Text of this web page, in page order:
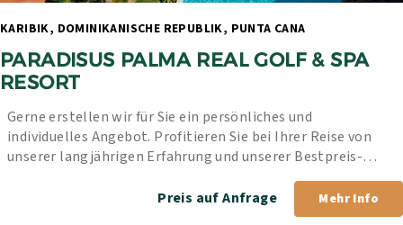
PARADISUS PALMA REAL GOLF & SPA
RESORT
Gerne erstellen wir für Sie ein persönliches und
individuelles Angebot. Profitieren Sie bei Ihrer Reise von
unserer langjährigen Erfahrung und unserer Bestpreis-
Preis auf Anfrage
Mehr Info